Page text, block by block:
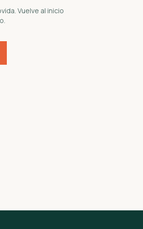
Vuelve al inicio